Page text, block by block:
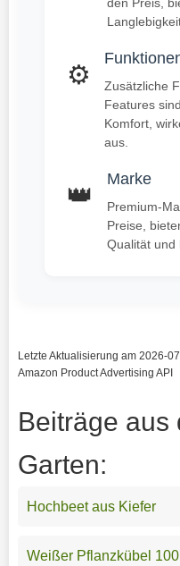
⚙️
Zusätzliche
Features
Komfort,
aus.
👑
Marke
Premium-
Preise,
Qualität und
Letzte Aktualisierung am 2026-
Amazon Product Advertising API
Beiträge aus
Garten:
Hochbeet aus Kiefer
Weißer Pflanzkübel